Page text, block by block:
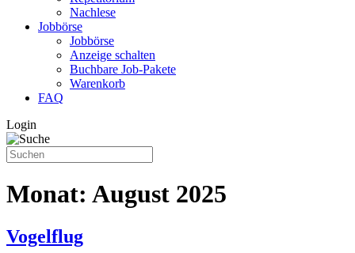
Nachlese
Jobbörse
Jobbörse
Anzeige schalten
Buchbare Job-Pakete
Warenkorb
FAQ
Login
Monat: August 2025
Vogelflug